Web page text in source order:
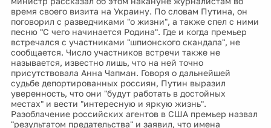
время своего визита на Украину. По словам Путина, он
поговорил с разведчиками "о жизни", а также спел с ними
песню "С чего начинается Родина". Где и когда премьер
встречался с участниками "шпионского скандала", не
сообщается. Число участников встречи также не
называется, известно лишь, что на ней точно
присутствовала Анна Чапман. Говоря о дальнейшей
судьбе депортированных россиян, Путин выразил
уверенность, что они "будут работать в достойных
местах" и вести "интересную и яркую жизнь".
Разоблачение российских агентов в США премьер назвал
"результатом предательства" и заявил, что имена